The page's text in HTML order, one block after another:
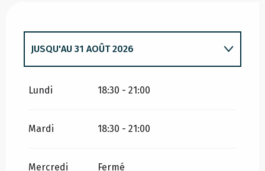
DU4 AVRIL 2026AU30 JUIN 2026
JUSQU'AU 31 AOÛT 2026
Lundi 18:30 - 21:00
Mardi 18:30 - 21:00
Mercredi Fermé